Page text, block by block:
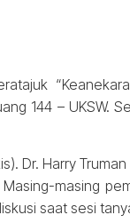
144 – UKSW.
Dr. Harry Truman
masing
saat sesi